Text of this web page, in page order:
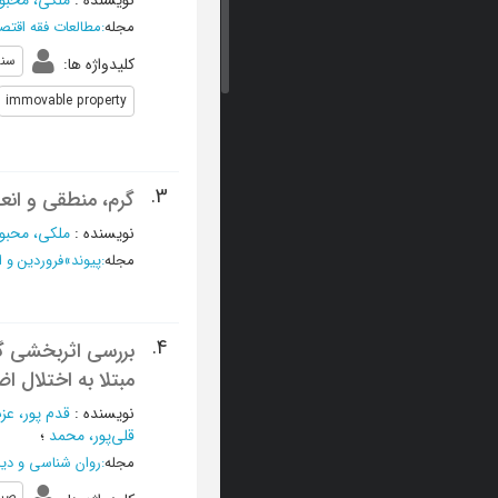
مجله:مطالعات فقه
کلیدواژه ها:
immovable property
3. گرم، منطقی و
نویسنده : ملکی،
مجله:پیوند»فروردین و اردیبهشت
4.
بررسی اثربخشی
مبتلا به اختلال
نویسنده : قدم پور،
قلی‌پور، محمد ؛
مجله:روان شناسی و